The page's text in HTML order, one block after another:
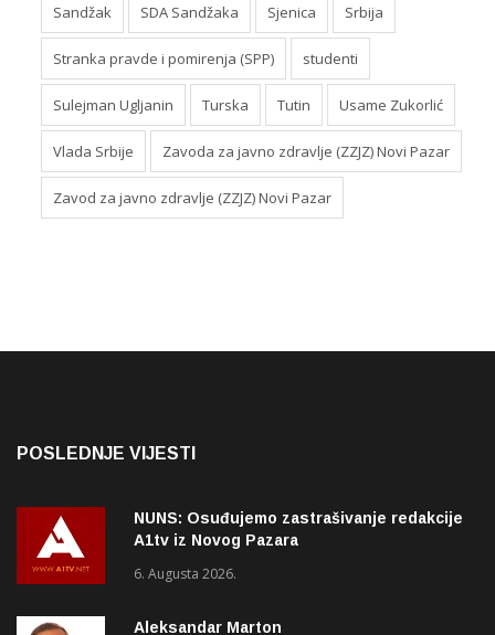
Sandžak SDA Sandžaka Sjenica Srbija
Stranka pravde i pomirenja (SPP) studenti
Sulejman Ugljanin Turska Tutin Usame Zukorlić
Vlada Srbije Zavoda za javno zdravlje (ZZJZ) Novi Pazar
Zavod za javno zdravlje (ZZJZ) Novi Pazar
POSLEDNJE VIJESTI
NUNS: Osuđujemo zastrašivanje redakcije
A1tv iz Novog Pazara
6. Augusta 2026.
Aleksandar Marton